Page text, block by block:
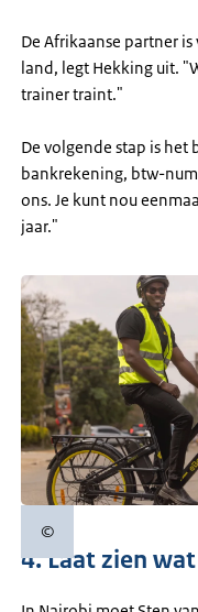
De Afrikaanse partner
land, legt Hekking uit.
trainer traint."
De volgende stap is
bankrekening, btw-
ons. Je kunt nou
jaar."
©Copyrightinformatie
4. Laat zien